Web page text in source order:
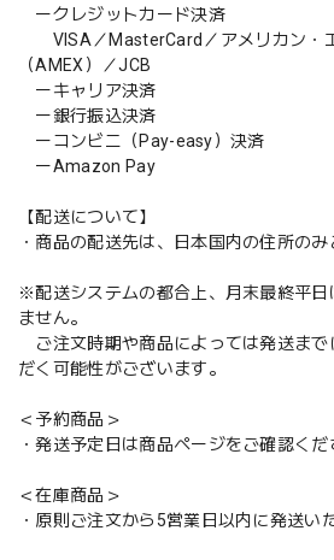
ークレジットカード決済
VISA／MasterCard／アメリカン・
（AMEX）／JCB
ーキャリア決済
ー銀行振込決済
ーコンビニ（Pay-easy）決済
ーAmazon Pay
【配送について】
・商品の配送先は、日本国内の住所のみ
※配送システムの都合上、月末最終平日
ません。
ご注文時期や商品によっては発送まで
だく可能性がございます。
＜予約商品＞
・発送予定日は商品ページをご確認くだ
＜在庫商品＞
・原則ご注文から5営業日以内に発送い